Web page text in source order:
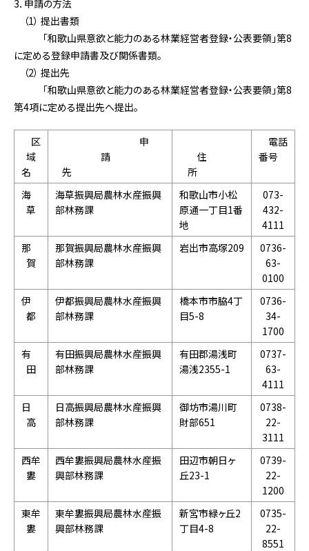
3．申請の方法
（1） 提出書類
「和歌山県意欲と能力のある林業経営者登録・公表要領」第8
に定める登録申請書及び関係書類。
（2） 提出先
「和歌山県意欲と能力のある林業経営者登録・公表要領」第8
第4項に定める提出先へ提出。
区
域
名
申
請
先
住
所
電話
番号
海
草
海草振興局農林水産振興
部林務課
和歌山市小松
原通一丁目1番
地
073-
432-
4111
那
賀
那賀振興局農林水産振興
部林務課
岩出市高塚209
0736-
63-
0100
伊
都
伊都振興局農林水産振興
部林務課
橋本市市脇4丁
目5-8
0736-
34-
1700
有
田
有田振興局農林水産振興
部林務課
有田郡湯浅町
湯浅2355-1
0737-
63-
4111
日
高
日高振興局農林水産振興
部林務課
御坊市湯川町
財部651
0738-
22-
3111
西牟
婁
西牟婁振興局農林水産振
興部林務課
田辺市朝日ヶ
丘23-1
0739-
22-
1200
東牟
婁
東牟婁振興局農林水産振
興部林務課
新宮市緑ヶ丘2
丁目4-8
0735-
22-
8551